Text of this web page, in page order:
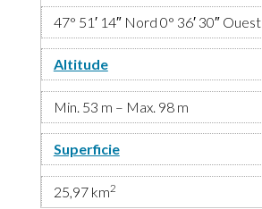
47° 51′ 14″ Nord 0° 36′ 30″ Ouest
Altitude
Min. 53 m – Max. 98 m
Superficie
25,97 km2